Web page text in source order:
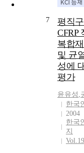
7
평직
CFRP
복합
및 균
성에
평가
윤유성 ,
한국
2004
한국
지